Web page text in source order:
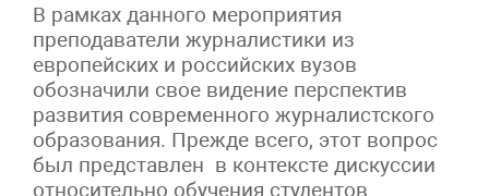
В рамках данного мероприятия
преподаватели журналистики из
европейских и российских вузов
обозначили свое видение перспектив
развития современного журналистского
образования. Прежде всего, этот вопрос
был представлен в контексте дискуссии
относительно обучения студентов